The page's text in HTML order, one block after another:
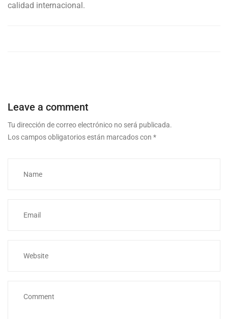
calidad internacional.
Leave a comment
Tu dirección de correo electrónico no será publicada.
Los campos obligatorios están marcados con *